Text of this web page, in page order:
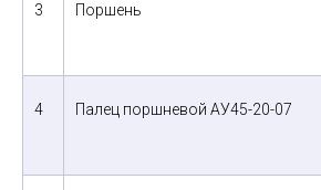
3
Поршень
4
Палец поршневой АУ45-20-07